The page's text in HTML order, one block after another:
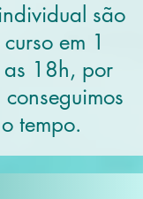
são
em 1
18h, por
tempo.